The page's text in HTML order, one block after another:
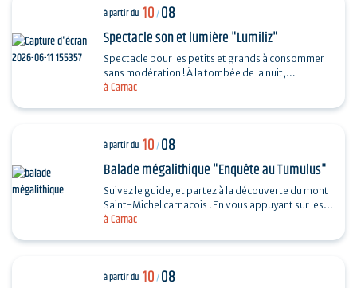
à Carnac
à partir du 10/08
Spectacle son et lumière "Lumiliz"
Spectacle pour les petits et grands à consommer
sans modération ! À la tombée de la nuit,
découvrez un spectacle de projections
à Carnac
à partir du 10/08
Balade mégalithique "Enquête au Tumulus"
Suivez le guide, et partez à la découverte du mont
Saint-Michel carnacois ! En vous appuyant sur les
découvertes archéologiques et vos observations,
à partir du 10/08